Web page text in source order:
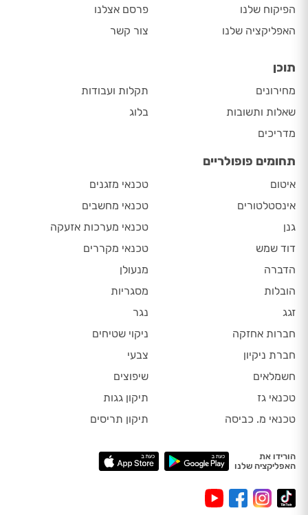
הפיקוח שלנו
האפליקציה שלנו
פרסם אצלנו
צור קשר
תוכן
מחירונים
שאלות ותשובות
מדריכים
תקלות ועבודות
בלוג
תחומים פופולריים
איטום
אינסטלטורים
גנן
דוד שמש
הדברה
הובלות
זגג
חברות אחזקה
חברת ניקיון
חשמלאים
טכנאי גז
טכנאי מ. כביסה
טכנאי מזגנים
טכנאי מחשבים
טכנאי מערכות אזעקה
טכנאי מקררים
מנעולן
מסגריות
נגר
ניקוי שטיחים
צבעי
שיפוצים
תיקון גגות
תיקון תריסים
הורידו את
האפליקציה שלנו